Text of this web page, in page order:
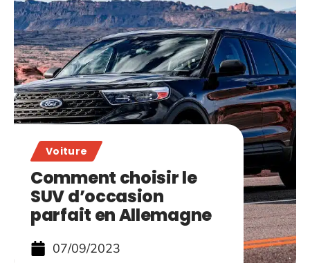
Voiture
Comment choisir le
SUV d’occasion
parfait en Allemagne
07/09/2023